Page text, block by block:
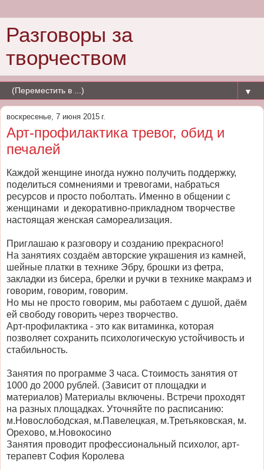
Разговоры за
творчеством
▼
воскресенье, 7 июня 2015 г.
Арт-профилактика тревог, обид и
печалей
Каждой женщине иногда нужно получить поддержку,
поделиться сомнениями и тревогами, набраться
ресурсов и просто поболтать. Именно в общении с
женщинами и декоративно-прикладном творчестве
настоящая женская самореализация.
Приглашаю к разговору и созданию прекрасного!
На занятиях создаём авторские украшения из камней,
шейные платки в технике Эбру, брошки из фетра,
закладки из бисера, брелки и ручки в технике макрамэ и
говорим, говорим, говорим.
Но мы не просто говорим, мы работаем с душой, даём
ей свободу говорить через творчество.
Арт-профилактика - это как витаминка, которая
позволяет сохранить психологическую устойчивость и
стабильность.
Занятия по программе 3 часа. Стоимость занятия от
1000 до 2000 рублей. (Зависит от площадки и
материалов) Материалы включены. Встречи проходят
на разных площадках. Уточняйте по расписанию:
м.Новослободская, м.Павелецкая, м.Третьяковская, м.
Орехово, м.Новокосино
Занятия проводит профессиональный психолог, арт-
терапевт София Королева